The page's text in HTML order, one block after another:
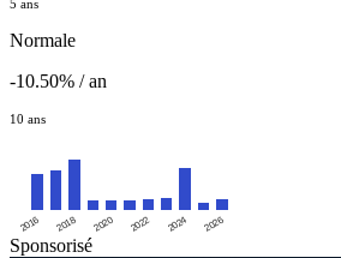
5 ans
Normale
-10.50% / an
10 ans
2016 2018 2020 2022 2024 2026
Sponsorisé